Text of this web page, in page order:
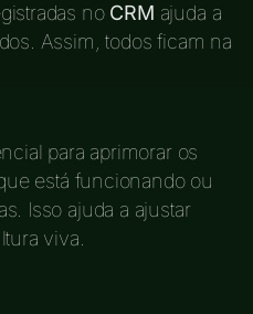
no CRM ajuda a
Assim, todos ficam na
para aprimorar os
está funcionando ou
Isso ajuda a ajustar
viva.